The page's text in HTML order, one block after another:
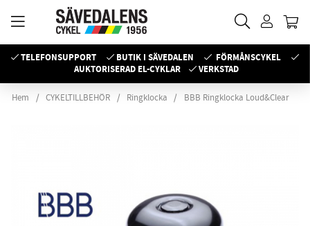
TELEFONSUPPORT BUTIK I SÄVEDALEN
FÖRMÅNSCYKEL
AUKTORISERAD EL-CYKLAR
VERKSTAD
Hem CYKELTILLBEHÖR Ringklocka BBB Ringklocka Loud&Clear